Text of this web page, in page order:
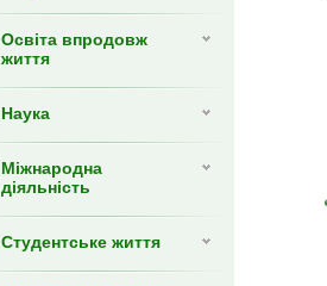
Освіта впродовж
життя
Наука
Міжнародна
діяльність
Студентське життя